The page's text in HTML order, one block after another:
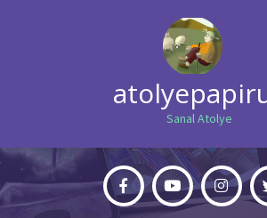
Sanal Atolye